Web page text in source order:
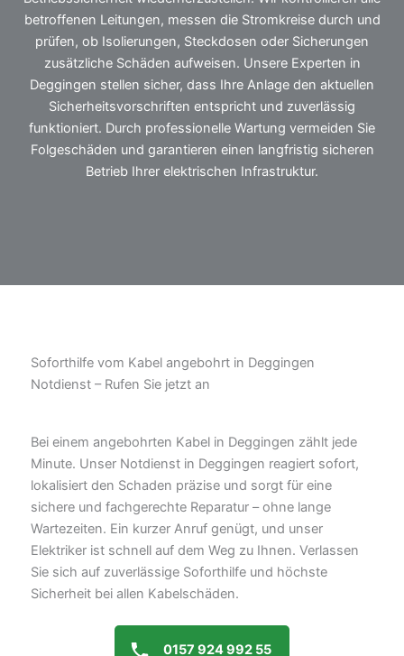
betroffenen Leitungen, messen die Stromkreise durch und
prüfen, ob Isolierungen, Steckdosen oder Sicherungen
zusätzliche Schäden aufweisen. Unsere Experten in
Deggingen stellen sicher, dass Ihre Anlage den aktuellen
Sicherheitsvorschriften entspricht und zuverlässig
funktioniert. Durch professionelle Wartung vermeiden Sie
Folgeschäden und garantieren einen langfristig sicheren
Betrieb Ihrer elektrischen Infrastruktur.
Soforthilfe vom Kabel angebohrt in Deggingen
Notdienst – Rufen Sie jetzt an
Bei einem angebohrten Kabel in Deggingen zählt jede
Minute. Unser Notdienst in Deggingen reagiert sofort,
lokalisiert den Schaden präzise und sorgt für eine
sichere und fachgerechte Reparatur – ohne lange
Wartezeiten. Ein kurzer Anruf genügt, und unser
Elektriker ist schnell auf dem Weg zu Ihnen. Verlassen
Sie sich auf zuverlässige Soforthilfe und höchste
Sicherheit bei allen Kabelschäden.
0157 924 992 55